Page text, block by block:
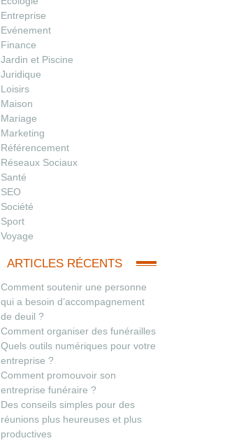
Entreprise
Evénement
Finance
Jardin et Piscine
Juridique
Loisirs
Maison
Mariage
Marketing
Référencement
Réseaux Sociaux
Santé
SEO
Société
Sport
Voyage
ARTICLES RÉCENTS
Comment soutenir une personne
qui a besoin d’accompagnement
de deuil ?
Comment organiser des funérailles
Quels outils numériques pour votre
entreprise ?
Comment promouvoir son
entreprise funéraire ?
Des conseils simples pour des
réunions plus heureuses et plus
productives